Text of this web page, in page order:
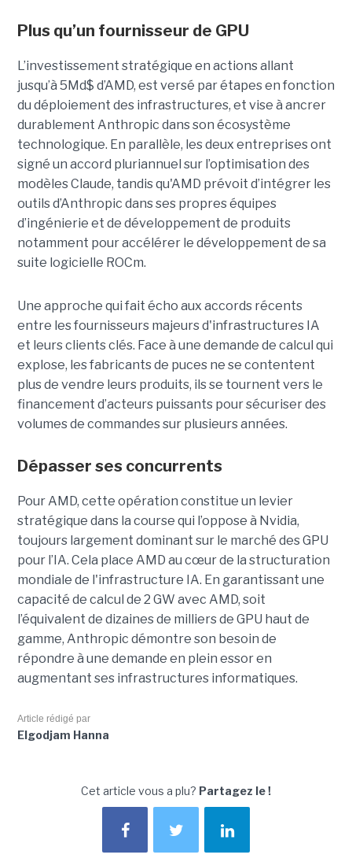
Plus qu’un fournisseur de GPU
L’investissement stratégique en actions allant
jusqu’à 5Md$ d’AMD, est versé par étapes en fonction
du déploiement des infrastructures, et vise à ancrer
durablement Anthropic dans son écosystème
technologique. En parallèle, les deux entreprises ont
signé un accord pluriannuel sur l’optimisation des
modèles Claude, tandis qu'AMD prévoit d’intégrer les
outils d’Anthropic dans ses propres équipes
d’ingénierie et de développement de produits
notamment pour accélérer le développement de sa
suite logicielle ROCm.
Une approche qui fait écho aux accords récents
entre les fournisseurs majeurs d'infrastructures IA
et leurs clients clés. Face à une demande de calcul qui
explose, les fabricants de puces ne se contentent
plus de vendre leurs produits, ils se tournent vers le
financement d’acteurs puissants pour sécuriser des
volumes de commandes sur plusieurs années.
Dépasser ses concurrents
Pour AMD, cette opération constitue un levier
stratégique dans la course qui l’oppose à Nvidia,
toujours largement dominant sur le marché des GPU
pour l’IA. Cela place AMD au cœur de la structuration
mondiale de l'infrastructure IA. En garantissant une
capacité de calcul de 2 GW avec AMD, soit
l’équivalent de dizaines de milliers de GPU haut de
gamme, Anthropic démontre son besoin de
répondre à une demande en plein essor en
augmentant ses infrastructures informatiques.
Article rédigé par
Elgodjam Hanna
Cet article vous a plu? Partagez le !